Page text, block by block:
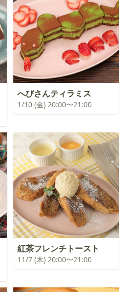
へびさんティラミス
1/10 (金) 20:00〜21:00
紅茶フレンチトースト
11/7 (木) 20:00〜21:00